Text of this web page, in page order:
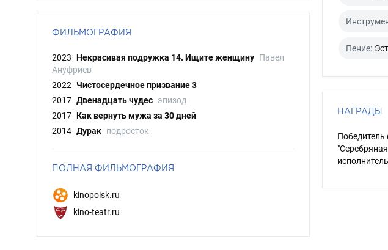
ФИЛЬМОГРАФИЯ
2023 Некрасивая подружка 14. Ищите женщину Павел
Ануфриев
2022
Чистосердечное призвание 3
2017 Двенадцать чудес эпизод
2017 Как вернуть мужа за 30 дней
2014 Дурак подросток
ПОЛНАЯ ФИЛЬМОГРАФИЯ
kinopoisk.ru
kino-teatr.ru
Пение:
НАГРАДЫ
Победитель